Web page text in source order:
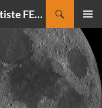
CIELMANIA : le blog de Jean-Baptiste FELDMANN, photographe du ciel
MENU